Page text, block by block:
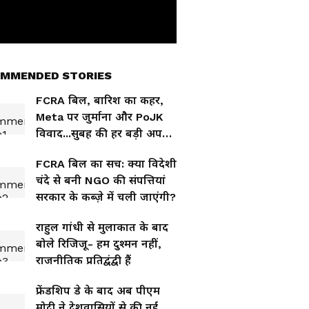
STORIES
FCRA बिल, बारिश का कहर,
Meta पर जुर्माना और PoJK
विवाद...सुबह की हर बड़ी अपडेट
FCRA बिल का सच: क्या विदेशी
चंदे से बनी NGO की संपत्तियां
सरकार के कब्ज़े में चली जाएंगी?
राहुल गांधी से मुलाकात के बाद
बोले रिजिजू- हम दुश्मन नहीं,
राजनीतिक प्रतिद्वंद्वी हैं
फ्रेंडशिप डे के बाद अब पीएम